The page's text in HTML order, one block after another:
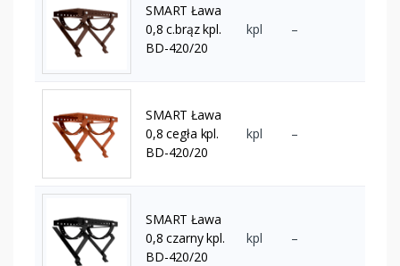
SMART Ława
0,8 c.brąz kpl.
BD-420/20
kpl –
SMART Ława
0,8 cegła kpl.
BD-420/20
kpl –
SMART Ława
0,8 czarny kpl.
BD-420/20
kpl –